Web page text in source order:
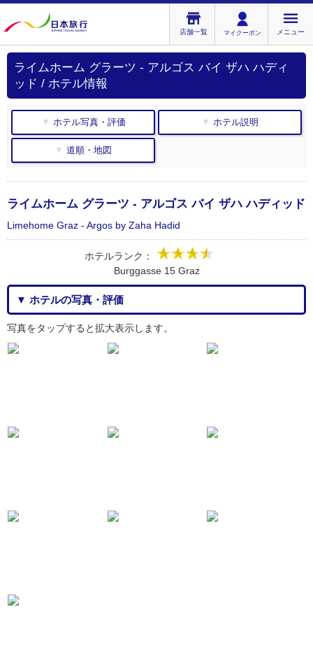
店舗一覧 マイクーポン メニュー
ライムホーム グラーツ - アルゴス バイ ザハ ハディ
ッド / ホテル情報
▼ ホテル写真・評価 ▼ ホテル説明
▼ 道順・地図
ライムホーム グラーツ - アルゴス バイ ザハ ハディッド
Limehome Graz - Argos by Zaha Hadid
ホテルランク：
Burggasse 15 Graz
▼ ホテルの写真・評価
写真をタップすると拡大表示します。